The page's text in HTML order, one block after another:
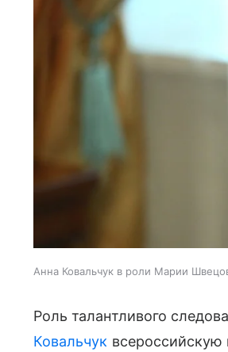
Анна Ковальчук в роли Марии
Роль талантливого
Ковальчук всероссийскую